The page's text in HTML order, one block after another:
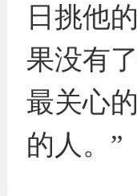
日挑他
果没有
最关心
的人。” ​​​